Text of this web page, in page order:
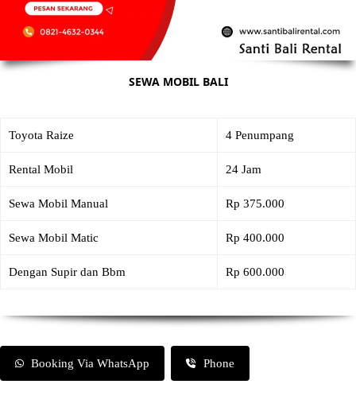
SEWA MOBIL BALI
Toyota Raize 4 Penumpang
Rental Mobil 24 Jam
Sewa Mobil Manual Rp 375.000
Sewa Mobil Matic Rp 400.000
Dengan Supir dan Bbm Rp 600.000
Booking Via WhatsApp Phone